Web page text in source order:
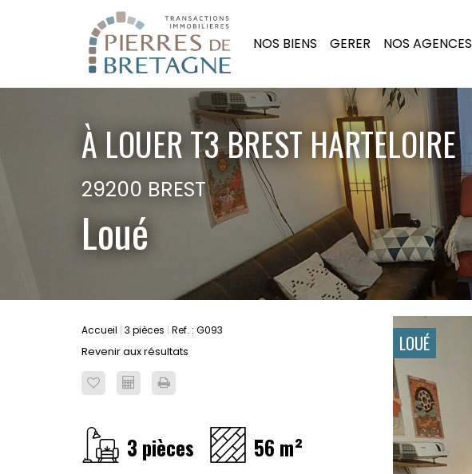
NOS BIENS GERER NOS AGENCES
À LOUER T3 BREST HARTELOIRE
29200 BREST
Loué
Accueil 3 pièces Ref. : G093
Revenir aux résultats LOUÉ
3 pièces 56 m²